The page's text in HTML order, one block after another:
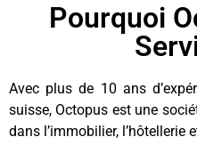
Pourquoi
Avec plus de 10 ans
suisse, Octopus est une
dans l’immobilier,